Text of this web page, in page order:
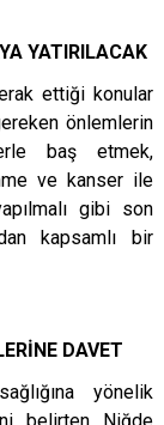
YATIRILACAK
ettiği konular
önlemlerin
baş etmek,
ve kanser ile
gibi son
kapsamlı bir
DAVET
yönelik